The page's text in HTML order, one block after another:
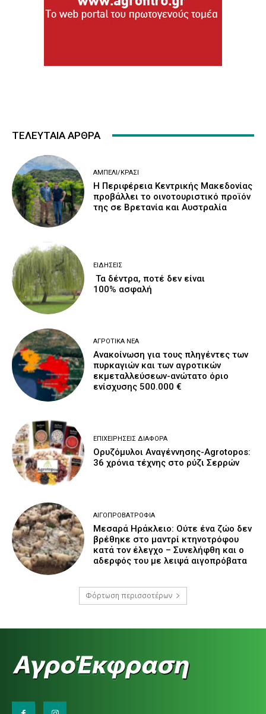
ΤΕΛΕΥΤΑΙΑ ΑΡΘΡΑ
ΑΜΠΈΛΙ/ΚΡΑΣΊ
H Περιφέρεια Κεντρικής Μακεδονίας
προβάλλει το οινοτουριστικό προϊόν
της σε Βρετανία και Αυστραλία
ΕΙΔΉΣΕΙΣ
Τα δέντρα, ποτέ δεν είναι
100% ασφαλή
ΑΓΡΟΤΙΚΆ ΝΈΑ
Ανακοίνωση για τους πληγέντες των
πυρκαγιών και των αγροτικών
εκμεταλλεύσεων-ανώτατο όριο
ενίσχυσης 500.000 €
ΕΠΙΧΕΙΡΉΣΕΙΣ ΔΙΆΦΟΡΑ
Ορυζόμυλοι Αναγέννησης-Agrotopos:
36 χρόνια τέχνης στο ρύζι Σερρών
ΑΙΓΟΠΡΟΒΑΤΡΟΦΊΑ
Μεσαρά Ηράκλειο: Ούτε ένα ζώο δεν
βρέθηκε στο μαντρί κτηνοτρόφου
κατά τον έλεγχο – Συνελήφθη και ο
αδερφός του με λειψά αιγοπρόβατα
Φόρτωση περισσοτέρων